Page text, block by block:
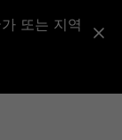
또는 지역